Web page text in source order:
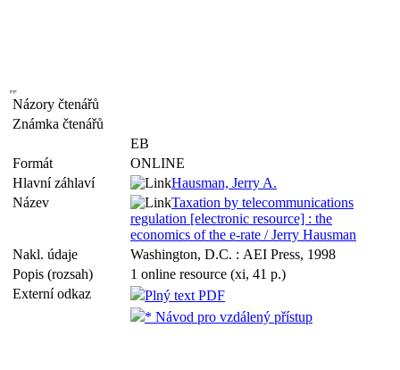
Názory čtenářů
Známka čtenářů
EB
Formát
ONLINE
Hlavní záhlaví
Hausman, Jerry A.
Název
Taxation by telecommunications
regulation [electronic resource] : the
economics of the e-rate / Jerry Hausman
Nakl. údaje
Washington, D.C. : AEI Press, 1998
Popis (rozsah)
1 online resource (xi, 41 p.)
Externí odkaz
Plný text PDF
* Návod pro vzdálený přístup